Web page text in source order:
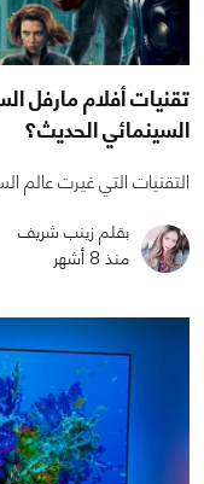
تقنيات أفلام مارفل
السينمائي الحديث؟
التقنيات التي غيرت عالم
بقلم زينب شريف
منذ 8 أشهر